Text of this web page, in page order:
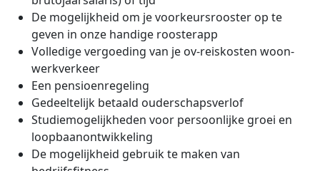
De mogelijkheid om je voorkeursrooster op te
geven in onze handige roosterapp
Volledige vergoeding van je ov-reiskosten woon-
werkverkeer
Een pensioenregeling
Gedeeltelijk betaald ouderschapsverlof
Studiemogelijkheden voor persoonlijke groei en
loopbaanontwikkeling
De mogelijkheid gebruik te maken van